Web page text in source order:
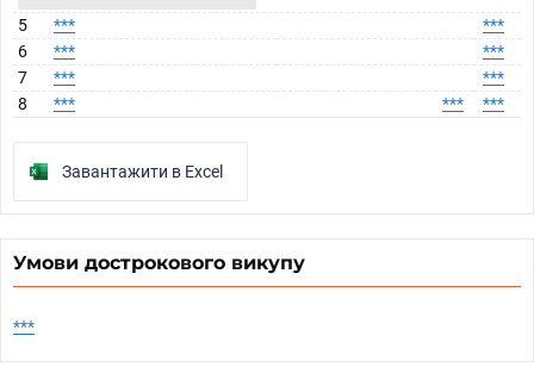
5 ***
***
6
***
***
7
***
***
8
*** *** ***
Завантажити в Excel
Умови дострокового викупу
***